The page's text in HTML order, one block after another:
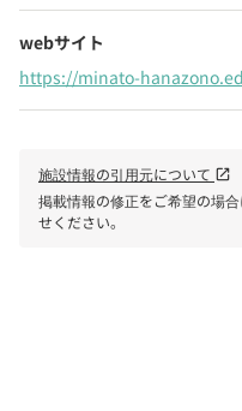
webサイト
https://minato-
施設情報の引用元について open_in_new
掲載情報の修正をご希望の場合
せください。